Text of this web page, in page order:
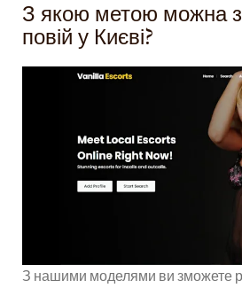
З якою метою можна
повій у Києві?
З нашими моделями ви зможете